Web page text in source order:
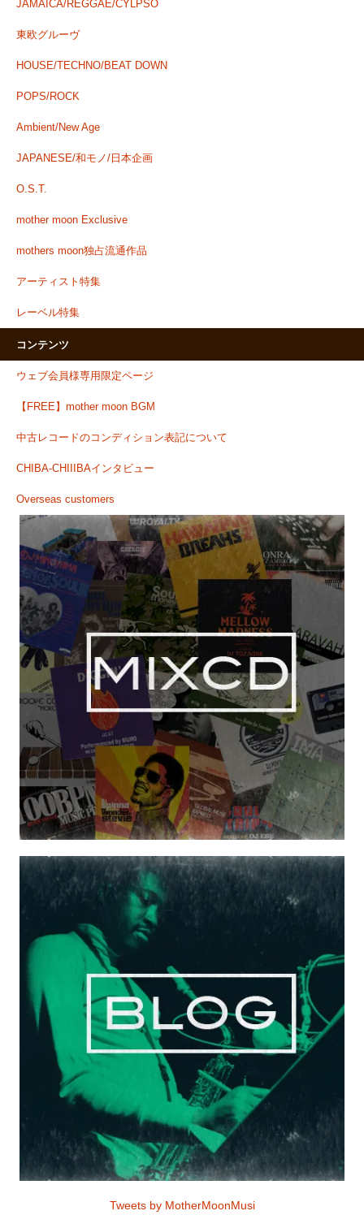
JAMAICA/REGGAE/CYLPSO
東欧グルーヴ
HOUSE/TECHNO/BEAT DOWN
POPS/ROCK
Ambient/New Age
JAPANESE/和モノ/日本企画
O.S.T.
mother moon Exclusive
mothers moon独占流通作品
アーティスト特集
レーベル特集
コンテンツ
ウェブ会員様専用限定ページ
【FREE】mother moon BGM
中古レコードのコンディション表記について
CHIBA-CHIIIBAインタビュー
Overseas customers
Tweets by MotherMoonMusi